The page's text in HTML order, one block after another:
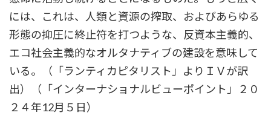
には、これは、人類と資源の搾取、およびあらゆる
形態の抑圧に終止符を打つような、反資本主義的、
エコ社会主義的なオルタナティブの建設を意味して
いる。（「ランティカピタリスト」よりＩＶが訳
出）（「インターナショナルビューポイント」２０
２４年12月５日）